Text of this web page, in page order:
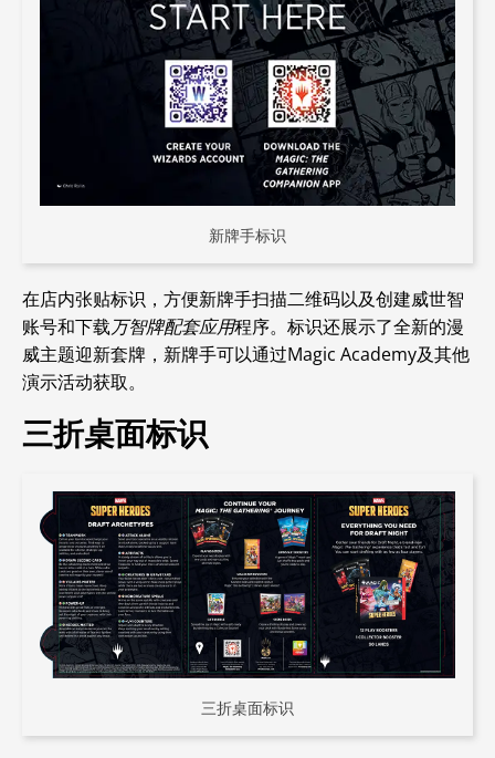
新牌手标识
在店内张贴标识，方便新牌手扫描二维码以及创建威世智
账号和下载万智牌配套应用程序。标识还展示了全新的漫
威主题迎新套牌，新牌手可以通过Magic Academy及其他
演示活动获取。
三折桌面标识
三折桌面标识